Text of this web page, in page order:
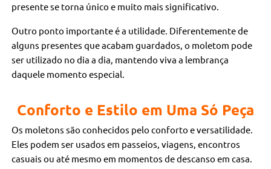
presente se torna único e muito mais significativo.
Outro ponto importante é a utilidade. Diferentemente de
alguns presentes que acabam guardados, o moletom pode
ser utilizado no dia a dia, mantendo viva a lembrança
daquele momento especial.
Conforto e Estilo em Uma Só Peça
Os moletons são conhecidos pelo conforto e versatilidade.
Eles podem ser usados em passeios, viagens, encontros
casuais ou até mesmo em momentos de descanso em casa.